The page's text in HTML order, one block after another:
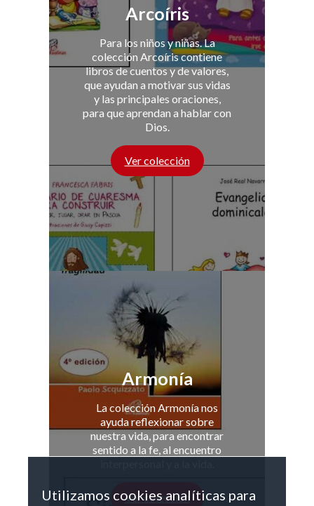
Arcoíris
Para los niños y niñas. La
colección Arcoíris contiene
libros de cuentos y de valores,
que ayudan a motivar sus vidas
y las principales oraciones,
para que aprendan a hablar con
Dios.
Ver colección
Armonía
La colección Armonía nos
ayuda reflexionar sobre
nuestra vida, para encontrar
sentido a la fe, al encuentro
Ver colección
Utilizamos cookies analíticas para